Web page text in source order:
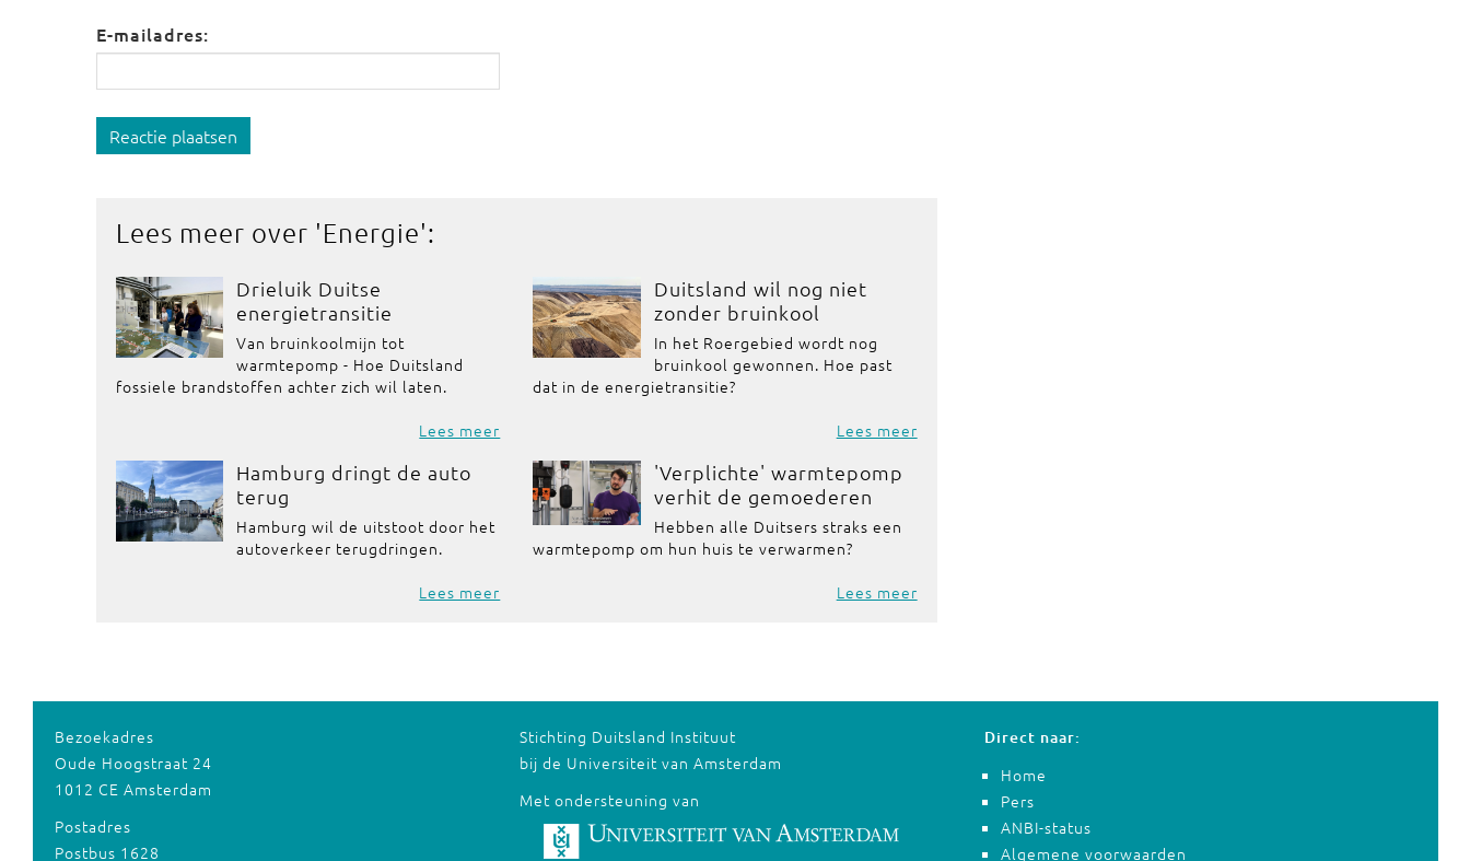
E-mailadres:
Reactie plaatsen
Lees meer over 'Energie':
Drieluik Duitse
energietransitie
Van bruinkoolmijn tot
warmtepomp - Hoe Duitsland
fossiele brandstoffen achter zich wil laten.
Lees meer
Duitsland wil nog niet
zonder bruinkool
In het Roergebied wordt nog
bruinkool gewonnen. Hoe past
dat in de energietransitie?
Lees meer
Hamburg dringt de auto
terug
Hamburg wil de uitstoot door het
autoverkeer terugdringen.
Lees meer
'Verplichte' warmtepomp
verhit de gemoederen
Hebben alle Duitsers straks een
warmtepomp om hun huis te verwarmen?
Lees meer
Bezoekadres
Oude Hoogstraat 24
1012 CE Amsterdam
Postadres
Postbus 1628
Stichting Duitsland Instituut
bij de Universiteit van Amsterdam
Met ondersteuning van
Direct naar:
Home
Pers
ANBI-status
Algemene voorwaarden